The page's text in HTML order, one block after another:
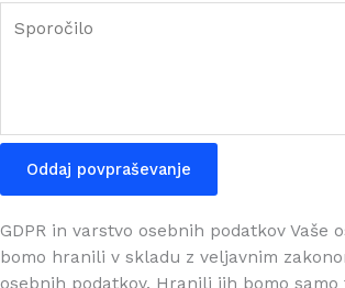
Oddaj povpraševanje
GDPR in varstvo osebnih podatkov Vaše
bomo hranili v skladu z veljavnim
osebnih podatkov. Hranili jih bomo samo